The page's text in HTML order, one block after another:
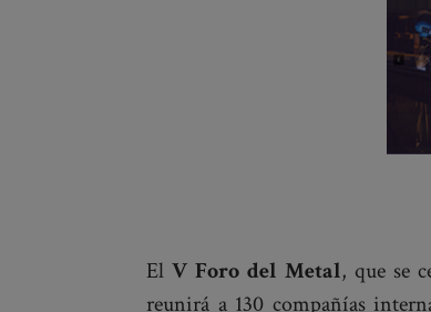
ElV Foro del Metal, que se
reunirá a 130 compañías